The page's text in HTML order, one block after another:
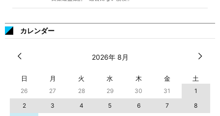
カレンダー
2026年 8月
日 月 火 水 木 金 土
26 27 28 29 30 31
1
2
3 4 5 6 7
8